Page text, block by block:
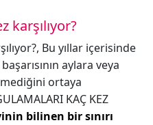
karşılıyor?
Bu yıllar içerisinde
aylara veya
ortaya
KAÇ KEZ
bilinen bir sınırı